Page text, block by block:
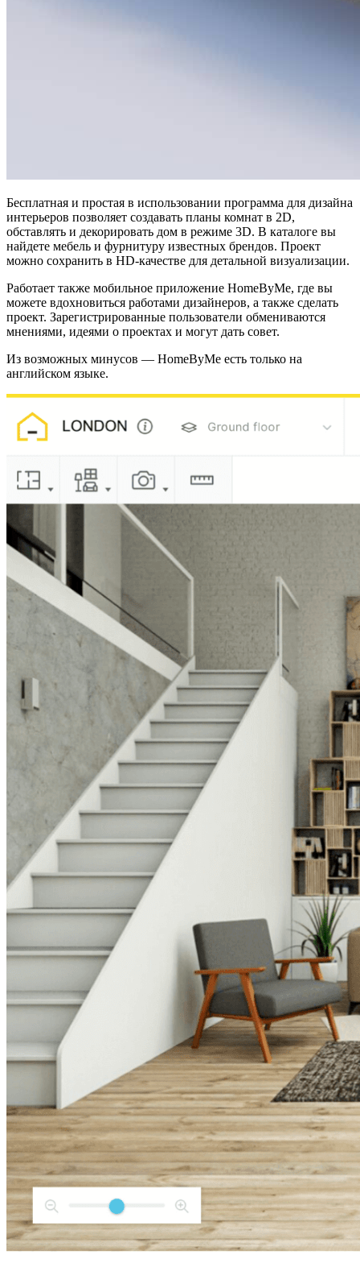
Бесплатная и простая в использовании программа для дизайна
интерьеров позволяет создавать планы комнат в 2D,
обставлять и декорировать дом в режиме 3D. В каталоге вы
найдете мебель и фурнитуру известных брендов. Проект
можно сохранить в HD-качестве для детальной визуализации.
Работает также мобильное приложение HomeByMe, где вы
можете вдохновиться работами дизайнеров, а также сделать
проект. Зарегистрированные пользователи обмениваются
мнениями, идеями о проектах и могут дать совет.
Из возможных минусов — HomeByMe есть только на
английском языке.